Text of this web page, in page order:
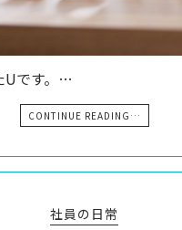
Uです。…
CONTINUE READING…
社員の日常